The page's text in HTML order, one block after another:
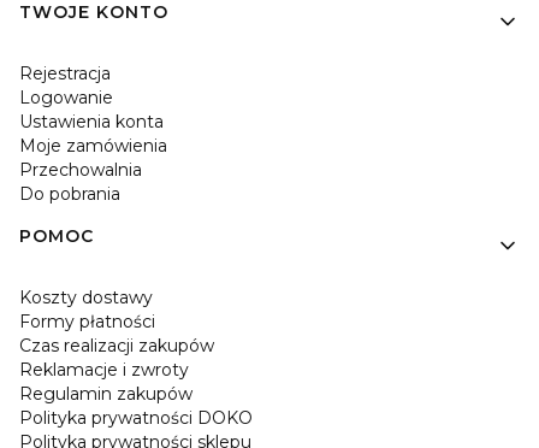
TWOJE KONTO
Rejestracja
Logowanie
Ustawienia konta
Moje zamówienia
Przechowalnia
Do pobrania
POMOC
Koszty dostawy
Formy płatności
Czas realizacji zakupów
Reklamacje i zwroty
Regulamin zakupów
Polityka prywatności DOKO
Polityka prywatności sklepu